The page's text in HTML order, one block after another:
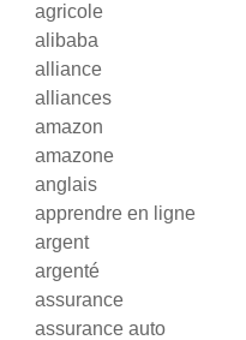
agricole
alibaba
alliance
alliances
amazon
amazone
anglais
apprendre en ligne
argent
argenté
assurance
assurance auto